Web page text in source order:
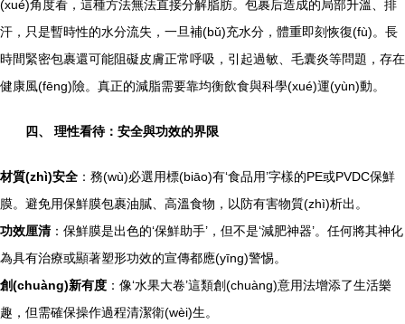
(xué)角度看，這種方法無法直接分解脂肪。包裹后造成的局部升溫、排
汗，只是暫時性的水分流失，一旦補(bǔ)充水分，體重即刻恢復(fù)。長
時間緊密包裹還可能阻礙皮膚正常呼吸，引起過敏、毛囊炎等問題，存在
健康風(fēng)險。真正的減脂需要靠均衡飲食與科學(xué)運(yùn)動。
四、 理性看待：安全與功效的界限
材質(zhì)安全 ：務(wù)必選用標(biāo)有‘食品用’字樣的PE或PVDC保鮮
膜。避免用保鮮膜包裹油膩、高溫食物，以防有害物質(zhì)析出。
功效厘清：保鮮膜是出色的‘保鮮助手’，但不是‘減肥神器’。任何將其神化
為具有治療或顯著塑形功效的宣傳都應(yīng)警惕。
創(chuàng)新有度 ：像‘水果大卷’這類創(chuàng)意用法增添了生活樂
趣，但需確保操作過程清潔衛(wèi)生。